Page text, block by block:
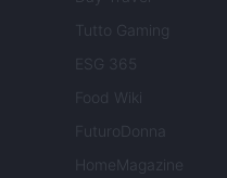
Tutto Gaming
ESG 365
Food Wiki
FuturoDonna
HomeMagazine